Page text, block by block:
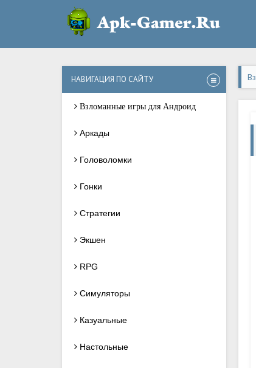
НАВИГАЦИЯ ПО САЙТУ
Взломанные игры для Андроид
Аркады
Головоломки
Гонки
Стратегии
Экшен
RPG
Симуляторы
Казуальные
Настольные